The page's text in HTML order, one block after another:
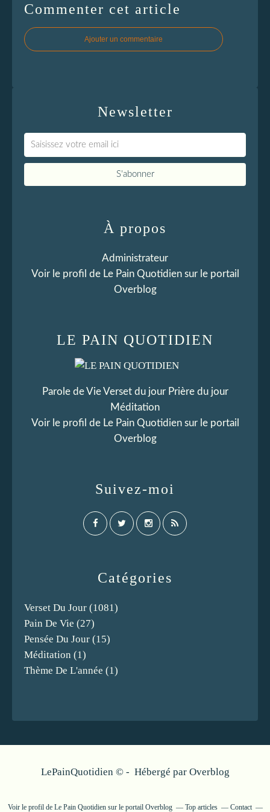
Commenter cet article
Ajouter un commentaire
Newsletter
Catégories
Verset Du Jour (1081)
Pain De Vie (27)
Pensée Du Jour (15)
Méditation (1)
Thème De L'année (1)
LE PAIN QUOTIDIEN
Parole de Vie Verset du jour Prière du jour
Méditation
Voir le profil de Le Pain Quotidiensur le portail
Overblog
Suivez-moi
À propos
Administrateur
Voir le profil de Le Pain Quotidiensur le portail
Overblog
LePainQuotidien © - Hébergé par Overblog
Voir le profil de Le Pain Quotidiensur le portail Overblog Top articles Contact